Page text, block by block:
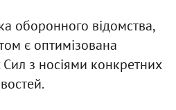
оборонного відомства,
є оптимізована
з носіями конкретних